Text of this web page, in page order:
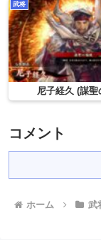
武将
尼子経久 (謀聖
コメント
ホーム 武